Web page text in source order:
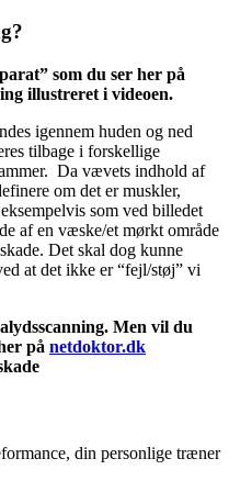
som du ser her på
illustreret i videoen.
igennem huden og ned
tilbage i forskellige
Da vævets indhold af
om det er muskler,
som ved billedet
af en væske/et mørkt område
Det skal dog kunne
at det ikke er “fejl/støj” vi
Men vil du
på netdoktor.dk